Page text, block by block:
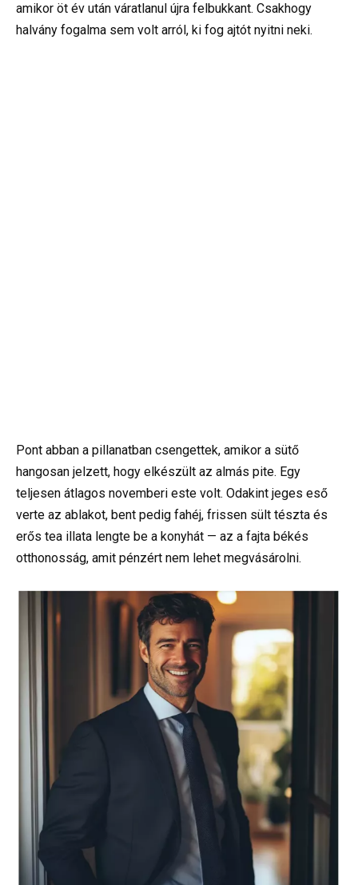
amikor öt év után váratlanul újra felbukkant. Csakhogy
halvány fogalma sem volt arról, ki fog ajtót nyitni neki.
Pont abban a pillanatban csengettek, amikor a sütő
hangosan jelzett, hogy elkészült az almás pite. Egy
teljesen átlagos novemberi este volt. Odakint jeges eső
verte az ablakot, bent pedig fahéj, frissen sült tészta és
erős tea illata lengte be a konyhát — az a fajta békés
otthonosság, amit pénzért nem lehet megvásárolni.